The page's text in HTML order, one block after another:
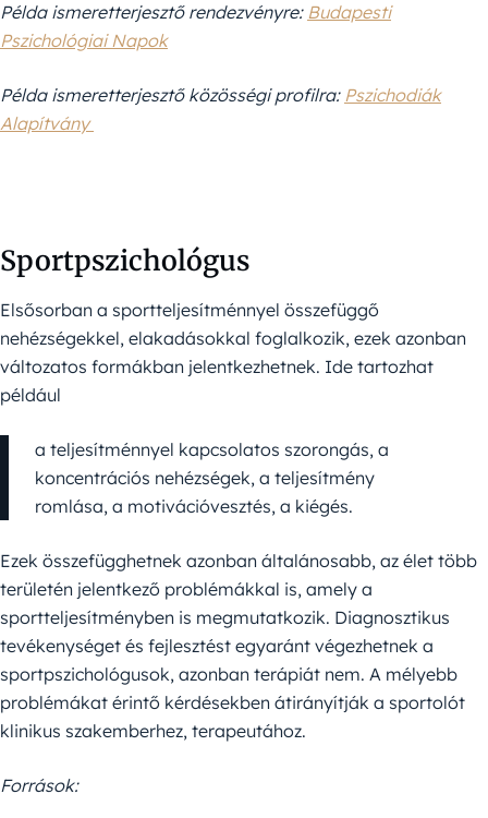
Példa ismeretterjesztő rendezvényre: Budapesti
Pszichológiai Napok
Példa ismeretterjesztő közösségi profilra: Pszichodiák
Alapítvány
Sportpszichológus
Elsősorban a sportteljesítménnyel összefüggő
nehézségekkel, elakadásokkal foglalkozik, ezek azonban
változatos formákban jelentkezhetnek. Ide tartozhat
például
a teljesítménnyel kapcsolatos szorongás, a
koncentrációs nehézségek, a teljesítmény
romlása, a motivációvesztés, a kiégés.
Ezek összefügghetnek azonban általánosabb, az élet több
területén jelentkező problémákkal is, amely a
sportteljesítményben is megmutatkozik. Diagnosztikus
tevékenységet és fejlesztést egyaránt végezhetnek a
sportpszichológusok, azonban terápiát nem. A mélyebb
problémákat érintő kérdésekben átirányítják a sportolót
klinikus szakemberhez, terapeutához.
Források: